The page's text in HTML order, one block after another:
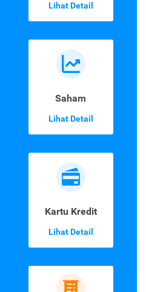
Lihat Detail
Saham
Lihat Detail
Kartu Kredit
Lihat Detail